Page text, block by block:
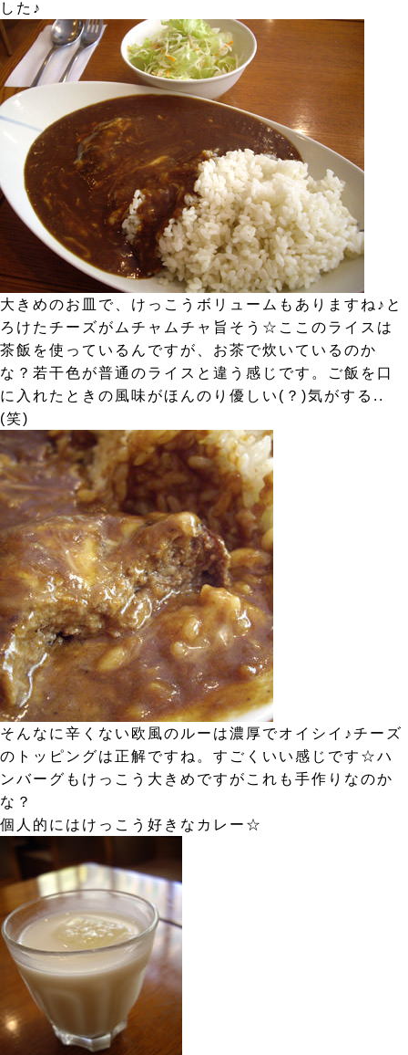
した♪
大きめのお皿で、けっこうボリュームもありますね♪と
ろけたチーズがムチャムチャ旨そう☆ここのライスは
茶飯を使っているんですが、お茶で炊いているのか
な？若干色が普通のライスと違う感じです。ご飯を口
に入れたときの風味がほんのり優しい(？)気がする..
(笑)
そんなに辛くない欧風のルーは濃厚でオイシイ♪チーズ
のトッピングは正解ですね。すごくいい感じです☆ハ
ンバーグもけっこう大きめですがこれも手作りなのか
な？
個人的にはけっこう好きなカレー☆